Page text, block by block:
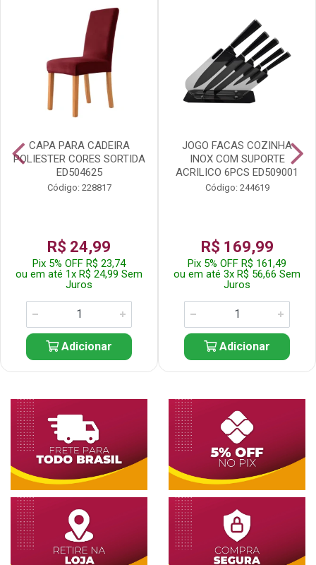
CAPA PARA CADEIRA
POLIESTER CORES SORTIDA
ED504625
Código: 228817
R$ 24,99
Pix 5% OFF R$ 23,74
ou em até 1x R$ 24,99 Sem
Juros
Adicionar
JOGO FACAS COZINHA
INOX COM SUPORTE
ACRILICO 6PCS ED509001
Código: 244619
R$ 169,99
Pix 5% OFF R$ 161,49
ou em até 3x R$ 56,66 Sem
Juros
Adicionar